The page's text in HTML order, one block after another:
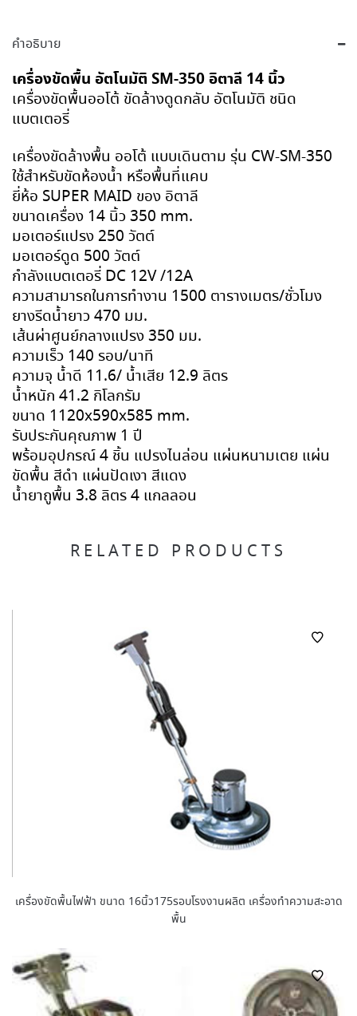
คำอธิบาย
เครื่องขัดพื้น อัตโนมัติ SM-350 อิตาลี 14 นิ้ว
เครื่องขัดพื้นออโต้ ขัดล้างดูดกลับ อัตโนมัติ ชนิด
แบตเตอรี่
เครื่องขัดล้างพื้น ออโต้ แบบเดินตาม รุ่น CW-SM-350
ใช้สำหรับขัดห้องน้ำ หรือพื้นที่แคบ
ยี่ห้อ SUPER MAID ของ อิตาลี
ขนาดเครื่อง 14 นิ้ว 350 mm.
มอเตอร์แปรง 250 วัตต์
มอเตอร์ดูด 500 วัตต์
กำลังแบตเตอรี่ DC 12V /12A
ความสามารถในการทำงาน 1500 ตารางเมตร/ชั่วโมง
ยางรีดน้ำยาว 470 มม.
เส้นผ่าศูนย์กลางแปรง 350 มม.
ความเร็ว 140 รอบ/นาที
ความจุ น้ำดี 11.6/ น้ำเสีย 12.9 ลิตร
น้ำหนัก 41.2 กิโลกรัม
ขนาด 1120x590x585 mm.
รับประกันคุณภาพ 1 ปี
พร้อมอุปกรณ์ 4 ชิ้น แปรงไนล่อน แผ่นหนามเตย แผ่น
ขัดพื้น สีดำ แผ่นปัดเงา สีแดง
น้ำยาถูพื้น 3.8 ลิตร 4 แกลลอน
RELATED PRODUCTS
เครื่องขัดพื้นไฟฟ้า ขนาด 16นิ้ว175รอบโรงงานผลิต เครื่องทำความสะอาด
พื้น